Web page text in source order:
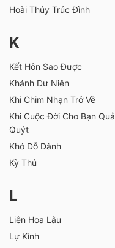
Hoài Thủy Trúc Đình
K
Kết Hôn Sao Được
Khánh Dư Niên
Khi Chim Nhạn Trở Về
Khi Cuộc Đời Cho Bạn Quả
Quýt
Khó Dỗ Dành
Kỳ Thủ
L
Liên Hoa Lâu
Lự Kính